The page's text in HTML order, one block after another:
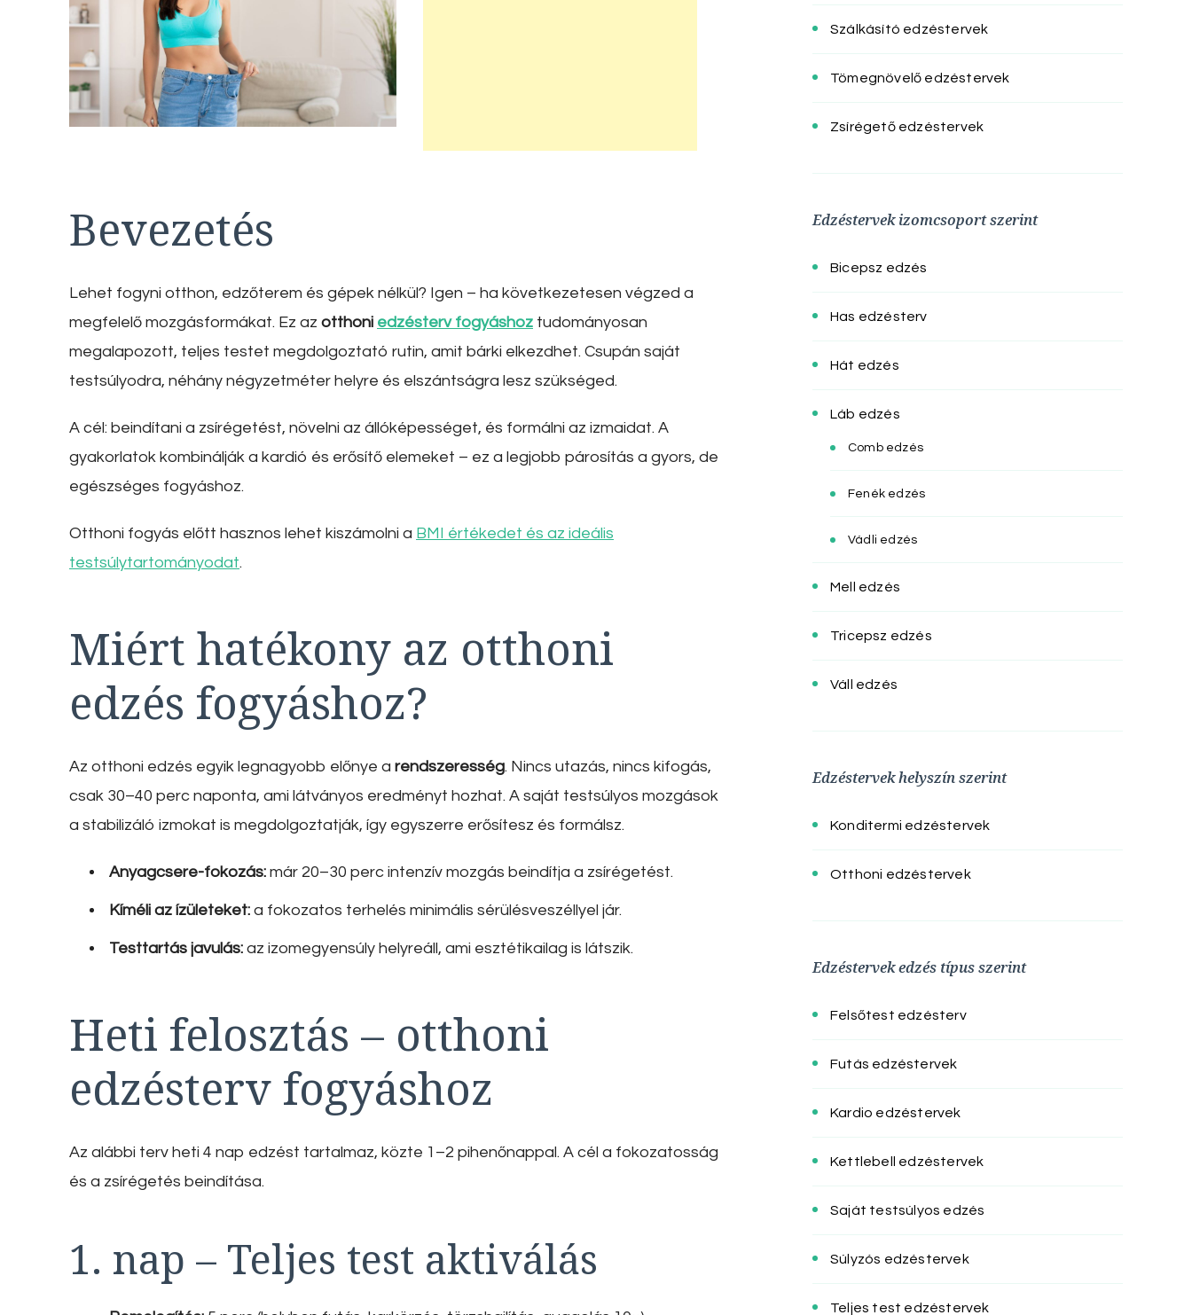
Bevezetés
Lehet fogyni otthon, edzőterem és gépek nélkül? Igen – ha következetesen végzed a
megfelelő mozgásformákat. Ez az otthoni edzésterv fogyáshoz tudományosan
megalapozott, teljes testet megdolgoztató rutin, amit bárki elkezdhet. Csupán saját
testsúlyodra, néhány négyzetméter helyre és elszántságra lesz szükséged.
A cél: beindítani a zsírégetést, növelni az állóképességet, és formálni az izmaidat. A
gyakorlatok kombinálják a kardió és erősítő elemeket – ez a legjobb párosítás a gyors, de
egészséges fogyáshoz.
Otthoni fogyás előtt hasznos lehet kiszámolni a BMI értékedet és az ideális
testsúlytartományodat.
Miért hatékony az otthoni
edzés fogyáshoz?
Az otthoni edzés egyik legnagyobb előnye a rendszeresség. Nincs utazás, nincs kifogás,
csak 30–40 perc naponta, ami látványos eredményt hozhat. A saját testsúlyos mozgások
a stabilizáló izmokat is megdolgoztatják, így egyszerre erősítesz és formálsz.
Anyagcsere-fokozás: már 20–30 perc intenzív mozgás beindítja a zsírégetést.
Kíméli az ízületeket: a fokozatos terhelés minimális sérülésveszéllyel jár.
Testtartás javulás: az izomegyensúly helyreáll, ami esztétikailag is látszik.
Heti felosztás – otthoni
edzésterv fogyáshoz
Az alábbi terv heti 4 nap edzést tartalmaz, közte 1–2 pihenőnappal. A cél a fokozatosság
és a zsírégetés beindítása.
1. nap – Teljes test aktiválás
Szálkásító edzéstervek
Tömegnövelő edzéstervek
Zsírégető edzéstervek
Edzéstervek izomcsoport szerint
Bicepsz edzés
Has edzésterv
Hát edzés
Láb edzés
Comb edzés
Fenék edzés
Vádli edzés
Mell edzés
Tricepsz edzés
Váll edzés
Edzéstervek helyszín szerint
Konditermi edzéstervek
Otthoni edzéstervek
Edzéstervek edzés típus szerint
Felsőtest edzésterv
Futás edzéstervek
Kardio edzéstervek
Kettlebell edzéstervek
Saját testsúlyos edzés
Súlyzós edzéstervek
Teljes test edzéstervek